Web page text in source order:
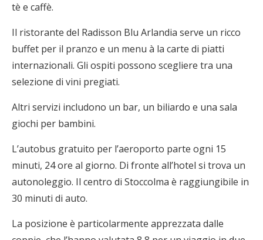
tè e caffè.
Il ristorante del Radisson Blu Arlandia serve un ricco
buffet per il pranzo e un menu à la carte di piatti
internazionali. Gli ospiti possono scegliere tra una
selezione di vini pregiati.
Altri servizi includono un bar, un biliardo e una sala
giochi per bambini.
L’autobus gratuito per l’aeroporto parte ogni 15
minuti, 24 ore al giorno. Di fronte all’hotel si trova un
autonoleggio. Il centro di Stoccolma è raggiungibile in
30 minuti di auto.
La posizione è particolarmente apprezzata dalle